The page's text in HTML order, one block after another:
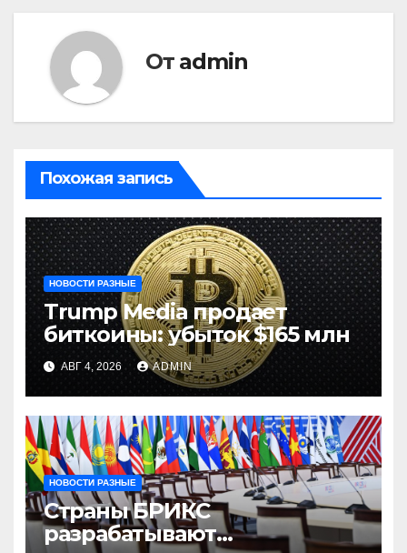
От admin
Похожая запись
НОВОСТИ РАЗНЫЕ
Trump Media продает
биткоины: убыток $165 млн
АВГ 4, 2026 ADMIN
НОВОСТИ РАЗНЫЕ
Страны БРИКС
разрабатывают